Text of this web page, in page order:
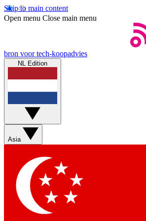
Skip to main content
Open menu Close main menu
bron voor tech-koopadvies
NL Edition
Asia